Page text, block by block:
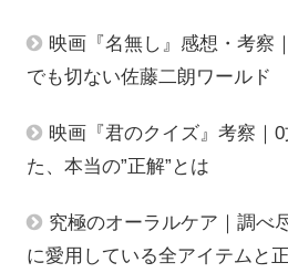
映画『名無し』感想・考察
でも切ない佐藤二朗ワールド
映画『君のクイズ』考察｜
た、本当の”正解”とは
究極のオーラルケア｜調べ
に愛用している全アイテムと